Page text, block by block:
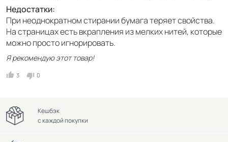
Недостатки:
При неоднократном стирании бумага теряет свойства.
На страницах есть вкрапления из мелких нитей, которые
можно просто игнорировать.
Я рекомендую этот товар!
3 0
Кешбэк
с каждой покупки